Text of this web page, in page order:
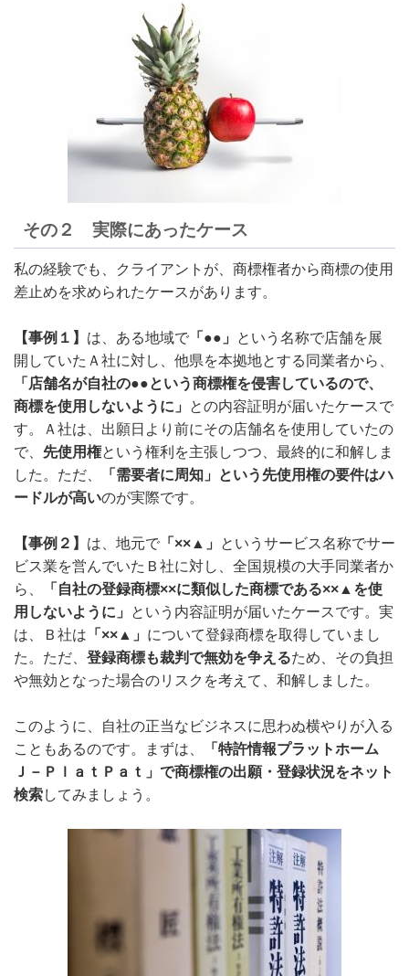
その２ 実際にあったケース
私の経験でも、クライアントが、商標権者から商標の使用
差止めを求められたケースがあります。
【事例１】 は、ある地域で 「●●」
という名称で店舗を展
開していたＡ社に対し、他県を本拠地とする同業者から、
「店舗名が自社の●●という商標権を侵害しているので、
商標を使用しないように」
との内容証明が届いたケースで
す。Ａ社は、出願日より前にその店舗名を使用していたの
で、 先使用権という権利を主張しつつ、最終的に和解しま
した。ただ、
「需要者に周知」という先使用権の要件はハ
ードルが高いのが実際です。
【事例２】 は、地元で 「××▲」
というサービス名称でサー
ビス業を営んでいたＢ社に対し、全国規模の大手同業者か
ら、
「自社の登録商標××に類似した商標である××▲を使
用しないように」
という内容証明が届いたケースです。実
は、Ｂ社は 「××▲」 について登録商標を取得していまし
た。ただ、 登録商標も裁判で無効を争えるため、その負担
や無効となった場合のリスクを考えて、和解しました。
このように、自社の正当なビジネスに思わぬ横やりが入る
こともあるのです。まずは、
「特許情報プラットホーム
Ｊ－ＰｌａｔＰａｔ」で商標権の出願・登録状況をネット
検索してみましょう。